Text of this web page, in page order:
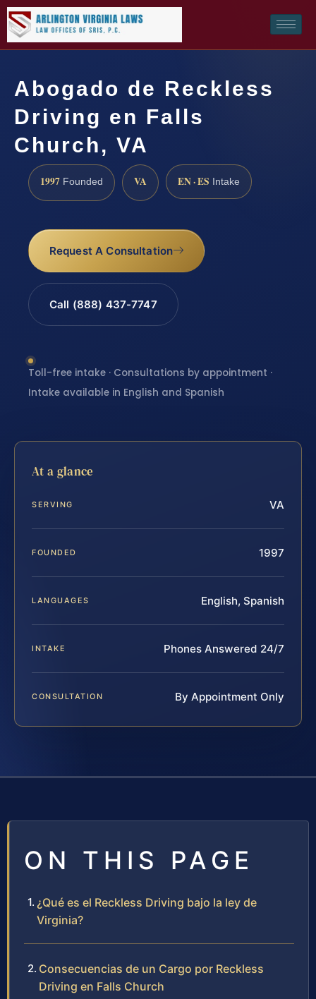
Abogado de Reckless
Driving en Falls
Church, VA
1997 Founded VA EN · ES Intake
Request A Consultation
Call (888) 437-7747
Toll-free intake · Consultations by appointment ·
Intake available in English and Spanish
At a glance
SERVING VA
FOUNDED 1997
LANGUAGES English, Spanish
INTAKE Phones Answered 24/7
CONSULTATION By Appointment Only
ON THIS PAGE
¿Qué es el Reckless Driving bajo la ley de
Virginia?
Consecuencias de un Cargo por Reckless
Driving en Falls Church